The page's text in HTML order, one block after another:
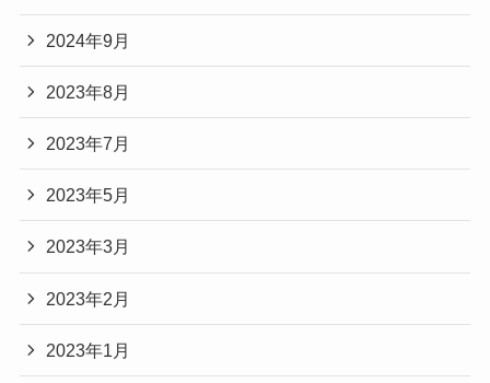
2024年9月
2023年8月
2023年7月
2023年5月
2023年3月
2023年2月
2023年1月